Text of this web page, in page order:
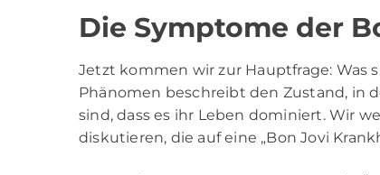
Die Symptome der
Jetzt kommen wir zur Hauptfrage: Was
Phänomen beschreibt den Zustand, in
sind, dass es ihr Leben dominiert. Wir
diskutieren, die auf eine „Bon Jovi